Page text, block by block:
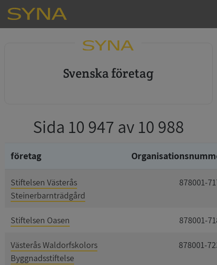
svenska företag
Sida 10 947 av 10 988
företag
Stiftelsen Västerås
Steinerbarnträdgård
878001-
Stiftelsen Oasen 878001-
Västerås Waldorfskolors
Byggnadsstiftelse
878001-